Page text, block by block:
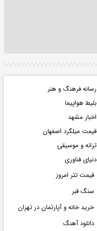
رسانه فرهنگ و هنر
بلیط هواپیما
اخبار مشهد
قیمت میلگرد اصفهان
ترانه و موسیقی
دنیای فناوری
قیمت تتر امروز
سنگ قبر
خرید خانه و آپارتمان در تهران
دانلود آهنگ